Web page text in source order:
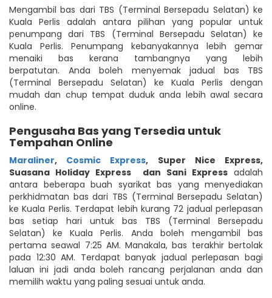
Mengambil bas dari TBS (Terminal Bersepadu Selatan) ke
Kuala Perlis adalah antara pilihan yang popular untuk
penumpang dari TBS (Terminal Bersepadu Selatan) ke
Kuala Perlis. Penumpang kebanyakannya lebih gemar
menaiki bas kerana tambangnya yang lebih
berpatutan. Anda boleh menyemak jadual bas TBS
(Terminal Bersepadu Selatan) ke Kuala Perlis dengan
mudah dan chup tempat duduk anda lebih awal secara
online.
Pengusaha Bas yang Tersedia untuk
Tempahan Online
Maraliner, Cosmic Express, Super Nice Express,
Suasana Holiday Express
dan Sani Expressadalah
antara beberapa buah syarikat bas yang menyediakan
perkhidmatan bas dari TBS (Terminal Bersepadu Selatan)
ke Kuala Perlis. Terdapat lebih kurang 72 jadual perlepasan
bas setiap hari untuk bas TBS (Terminal Bersepadu
Selatan) ke Kuala Perlis. Anda boleh mengambil bas
pertama seawal 7:25 AM. Manakala, bas terakhir bertolak
pada 12:30 AM. Terdapat banyak jadual perlepasan bagi
laluan ini jadi anda boleh rancang perjalanan anda dan
memilih waktu yang paling sesuai untuk anda.